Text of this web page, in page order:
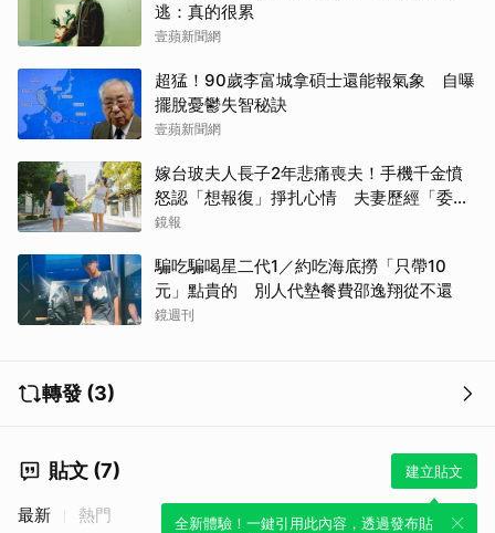
逃：真的很累
壹蘋新聞網
超猛！90歲李富城拿碩士還能報氣象 自曝
擺脫憂鬱失智秘訣
壹蘋新聞網
嫁台玻夫人長子2年悲痛喪夫！手機千金憤
怒認「想報復」掙扎心情 夫妻歷經「委屈
與不平」只能安靜
鏡報
騙吃騙喝星二代1／約吃海底撈「只帶10
元」點貴的 別人代墊餐費邵逸翔從不還
鏡週刊
轉發 (3)
貼文 (7) 建立貼文
全新體驗！一鍵引用此內容，透過發布貼
最新 熱門